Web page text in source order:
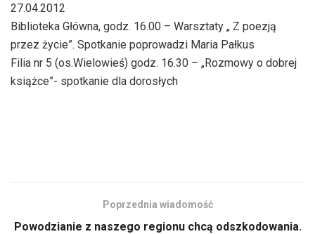
27.04.2012
Biblioteka Główna, godz. 16.00 – Warsztaty „ Z poezją
przez życie”. Spotkanie poprowadzi Maria Pałkus
Filia nr 5 (os.Wielowieś) godz. 16.30 – „Rozmowy o dobrej
książce”- spotkanie dla dorosłych
Poprzednia wiadomość
Powodzianie z naszego regionu chcą odszkodowania.